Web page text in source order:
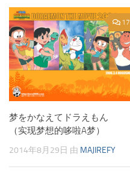
17
梦をかなえてドラえもん
（实现梦想的哆啦A梦）
2014年8月29日 由 MAJIREFY